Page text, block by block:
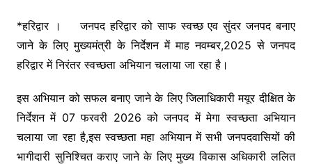
*हरिद्वार । जनपद हरिद्वार को साफ स्वच्छ एव सुंदर जनपद बनाए
जाने के लिए मुख्यमंत्री के निर्देशन में माह नवम्बर,2025 से जनपद
हरिद्वार में निरंतर स्वच्छता अभियान चलाया जा रहा है।
इस अभियान को सफल बनाए जाने के लिए जिलाधिकारी मयूर दीक्षित के
निर्देशन में 07 फरवरी 2026 को जनपद में मेगा स्वच्छता अभियान
चलाया जा रहा है,इस स्वच्छता महा अभियान में सभी जनपदवासियों की
भागीदारी सुनिश्चित कराए जाने के लिए मुख्य विकास अधिकारी ललित